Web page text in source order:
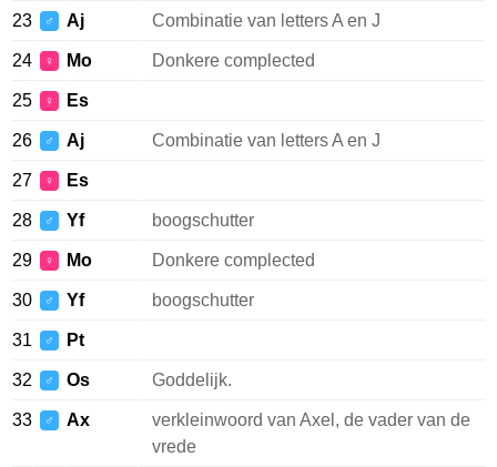
23 ♂ Aj Combinatie van letters A en J
24 ♀ Mo Donkere complected
25 ♀ Es
26 ♂ Aj Combinatie van letters A en J
27 ♀ Es
28 ♂ Yf boogschutter
29 ♀ Mo Donkere complected
30 ♂ Yf boogschutter
31 ♂ Pt
32 ♂ Os Goddelijk.
33 ♂ Ax
verkleinwoord van Axel, de vader van de
vrede